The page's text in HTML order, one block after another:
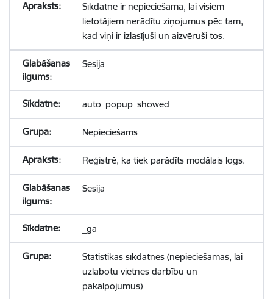
Sīkdatne ir nepieciešama, lai visiem
lietotājiem nerādītu ziņojumus pēc tam,
kad viņi ir izlasījuši un aizvēruši tos.
Sesija
auto_popup_showed
Nepieciešams
Reģistrē, ka tiek parādīts modālais logs.
Sesija
_ga
Statistikas sīkdatnes (nepieciešamas, lai
uzlabotu vietnes darbību un
pakalpojumus)